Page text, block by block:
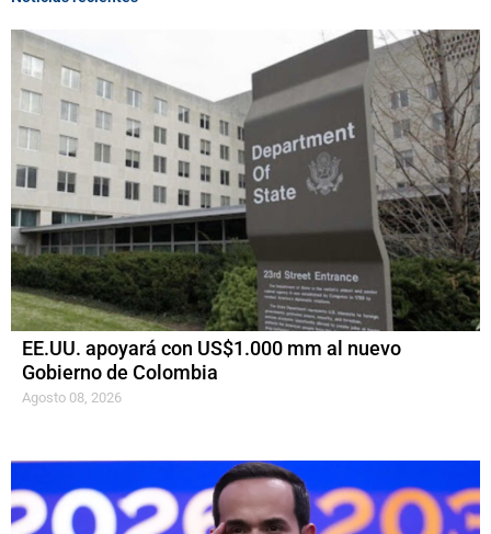
EE.UU. apoyará con US$1.000 mm al nuevo
Gobierno de Colombia
Agosto 08, 2026